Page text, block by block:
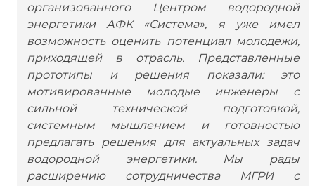
организованного Центром водородной
энергетики АФК «Система», я уже имел
возможность оценить потенциал молодежи,
приходящей в отрасль. Представленные
прототипы и решения показали: это
мотивированные молодые инженеры с
сильной технической подготовкой,
системным мышлением и готовностью
предлагать решения для актуальных задач
водородной энергетики. Мы рады
расширению сотрудничества МГРИ с